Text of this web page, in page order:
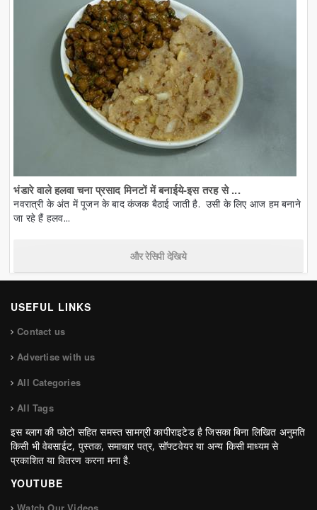
भंडारे वाले हलवा चना प्रसाद मिनटों में बनाईये-इस तरह से ...
नवरात्री के अंत में पूजन के बाद कंजक बैठाई जाती है. उसी के लिए आज हम बनाने
जा रहे हैं हलव...
और रेसिपी देखिये
USEFUL LINKS
Contact us
Advertise with us
All Categories
All Tags
इस ब्लाग की फोटो सहित समस्त सामग्री कापीराइटेड है जिसका बिना लिखित अनुमति
किसी भी वेबसाईट, पुस्तक, समाचार पत्र, सॉफ्टवेयर या अन्य किसी माध्यम से
प्रकाशित या वितरण करना मना है.
YOUTUBE